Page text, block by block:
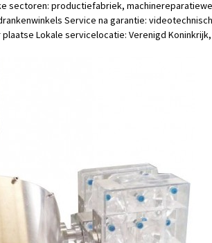
sectoren: productiefabriek,
Service na garantie:
Lokale servicelocatie: Verenigd Koninkrijk,